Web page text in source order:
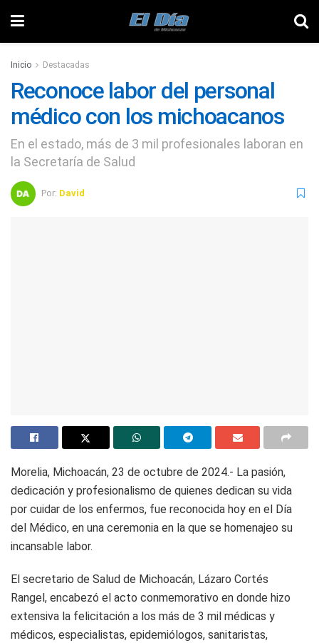
Inicio Destacadas
Reconoce labor del personal
médico con los michoacanos
En el estado, más de 3 mil profesionales laboran en
la Secretaría de Salud
Por: David
Morelia, Michoacán, 23 de octubre de 2024.- La pasión,
dedicación y profesionalismo de quienes dedican su vida
por cuidar de los enfermos, fue reconocida hoy en el Día
del Médico, en una ceremonia en la que se homenajeo su
incansable labor.
El secretario de Salud de Michoacán, Lázaro Cortés
Rangel, encabezó el acto conmemorativo en donde hizo
extensiva la felicitación a los más de 3 mil médicas y
médicos, especialistas, epidemiólogos, sanitaristas,